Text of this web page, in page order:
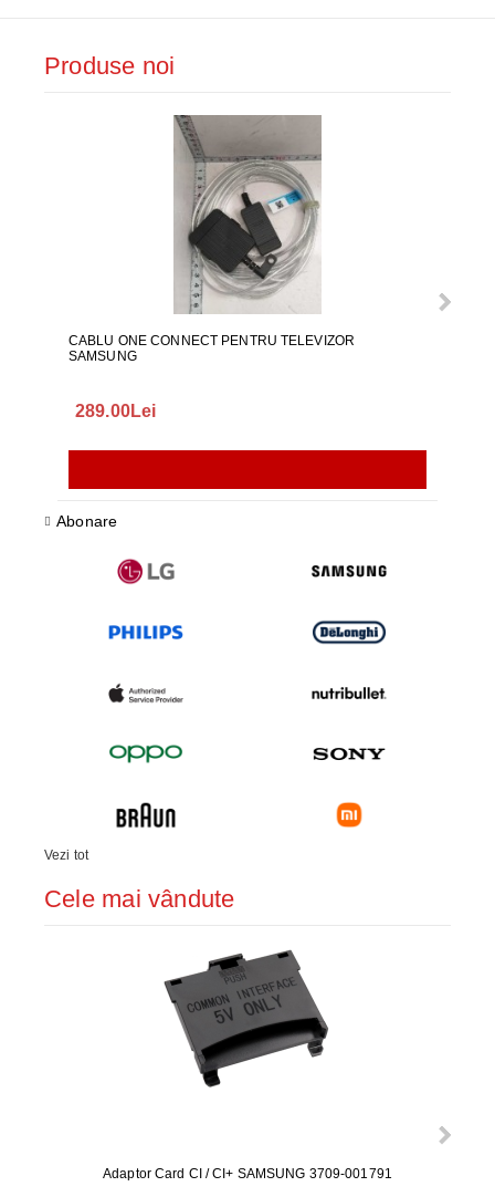
Produse noi
CABLU ONE CONNECT PENTRU TELEVIZOR
SAMSUNG
289.00Lei
Abonare
Vezi tot
Cele mai vândute
Adaptor Card CI / CI+ SAMSUNG 3709-001791